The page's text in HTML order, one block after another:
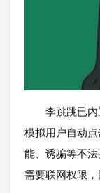
李跳跳已内
模拟用户自动
能、诱骗等不
需要联网权限